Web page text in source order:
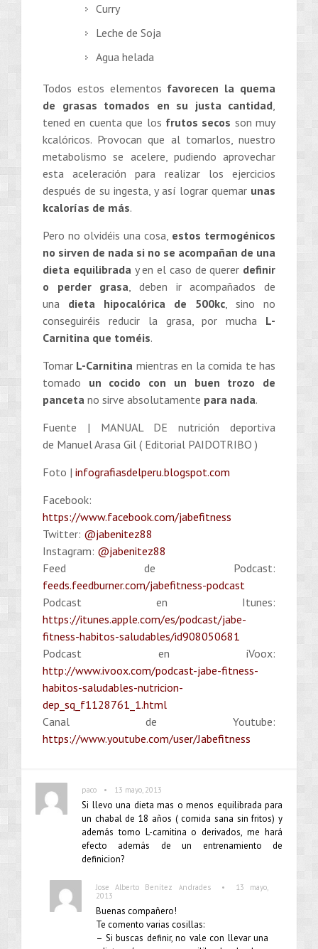
Curry
Leche de Soja
Agua helada
Todos estos elementos favorecen la quema
de grasas tomados en su justa cantidad
tened en cuenta que los frutos secos son muy
kcalóricos. Provocan que al tomarlos, nuestro
metabolismo se acelere, pudiendo aprovechar
esta aceleración para realizar los ejercicios
después de su ingesta, y así lograr quemar unas
kcalorías de más.
Pero no olvidéis una cosa, estos termogénicos
no sirven de nada si no se acompañan de una
dieta equilibrada y en el caso de querer definir
o perder grasa , deben ir acompañados de
una dieta hipocalórica de 500kc , sino no
conseguiréis reducir la grasa, por mucha L-
Carnitina que toméis.
Tomar L-Carnitina mientras en la comida te has
tomado un cocido con un buen trozo de
panceta no sirve absolutamente para nada.
Fuente | MANUAL DE nutrición deportiva
de Manuel Arasa Gil ( Editorial PAIDOTRIBO )
Foto | infografiasdelperu.blogspot.com
Facebook:
https://www.facebook.com/jabefitness
Twitter: @jabenitez88
Instagram: @jabenitez88
Feed de Podcast:
feeds.feedburner.com/jabefitness-podcast
Podcast en Itunes:
https://itunes.apple.com/es/podcast/jabe-
fitness-habitos-saludables/id908050681
Podcast en iVoox:
http://www.ivoox.com/podcast-jabe-fitness-
habitos-saludables-nutricion-
dep_sq_f1128761_1.html
Canal de Youtube:
https://www.youtube.com/user/Jabefitness
paco • 13 mayo, 2013
Si llevo una dieta mas o menos equilibrada para
un chabal de 18 años ( comida sana sin fritos) y
además tomo L-carnitina o derivados, me hará
efecto además de un entrenamiento de
definicion?
Jose Alberto Benítez Andrades •
13 mayo,
2013
Buenas compañero!
Te comento varias cosillas:
– Si buscas definir, no vale con llevar una